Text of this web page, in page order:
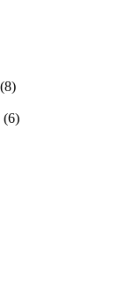
(8)
(6)